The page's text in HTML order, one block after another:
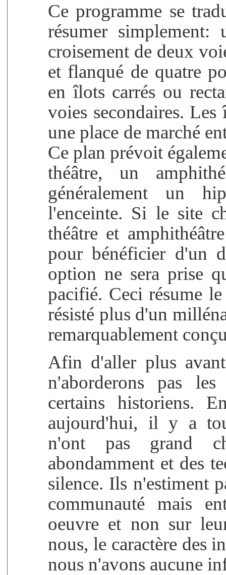
Ce programme se
résumer
croisement de deux
et flanqué de quatre
en îlots carrés ou
voies secondaires.
une place de marché
Ce plan prévoit
théâtre, un
généralement un
l'enceinte. Si le site
théâtre et
pour bénéficier d'un
option ne sera prise
pacifié. Ceci résume
résisté plus d'un
remarquablement
Afin d'aller plus
n'aborderons pas
certains historiens.
aujourd'hui, il y a
n'ont pas grand
abondamment et des
silence. Ils n'estiment
communauté mais
oeuvre et non sur
nous, le caractère des
nous n'avons aucune